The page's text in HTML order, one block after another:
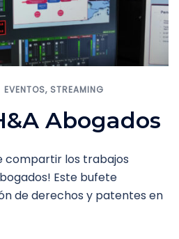
EVENTOS, STREAMING
Abogados
compartir los trabajos
Este bufete
de derechos y patentes en